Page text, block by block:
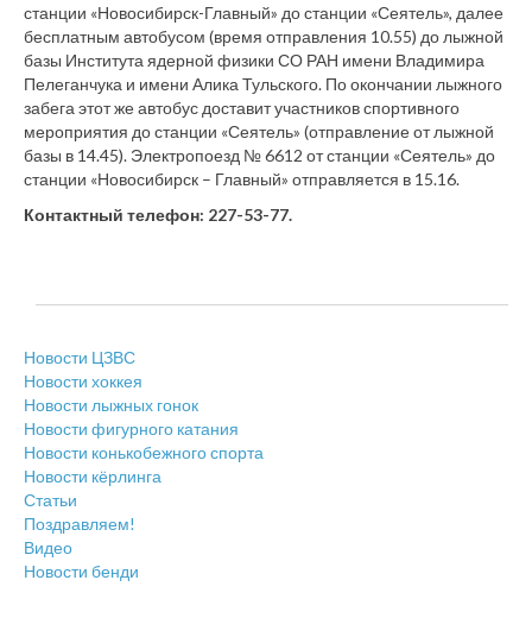
станции «Новосибирск-Главный» до станции «Сеятель», далее
бесплатным автобусом (время отправления 10.55) до лыжной
базы Института ядерной физики СО РАН имени Владимира
Пелеганчука и имени Алика Тульского. По окончании лыжного
забега этот же автобус доставит участников спортивного
мероприятия до станции «Сеятель» (отправление от лыжной
базы в 14.45). Электропоезд № 6612 от станции «Сеятель» до
станции «Новосибирск – Главный» отправляется в 15.16.
Контактный телефон: 227-53-77.
Новости ЦЗВС
Новости хоккея
Новости лыжных гонок
Новости фигурного катания
Новости конькобежного спорта
Новости кёрлинга
Статьи
Поздравляем!
Видео
Новости бенди